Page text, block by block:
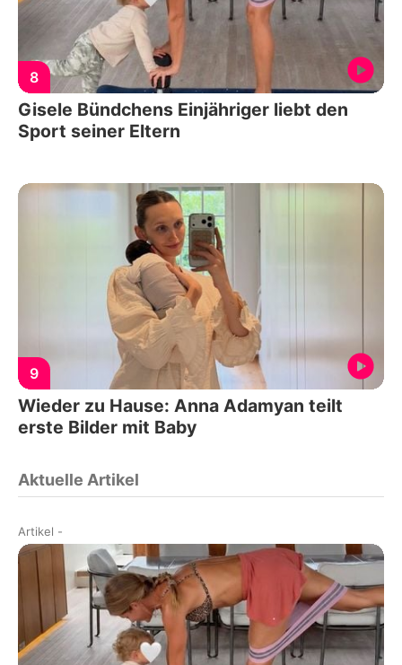
8
Gisele Bündchens Einjähriger liebt den
Sport seiner Eltern
9
Wieder zu Hause: Anna Adamyan teilt
erste Bilder mit Baby
Aktuelle Artikel
Artikel -